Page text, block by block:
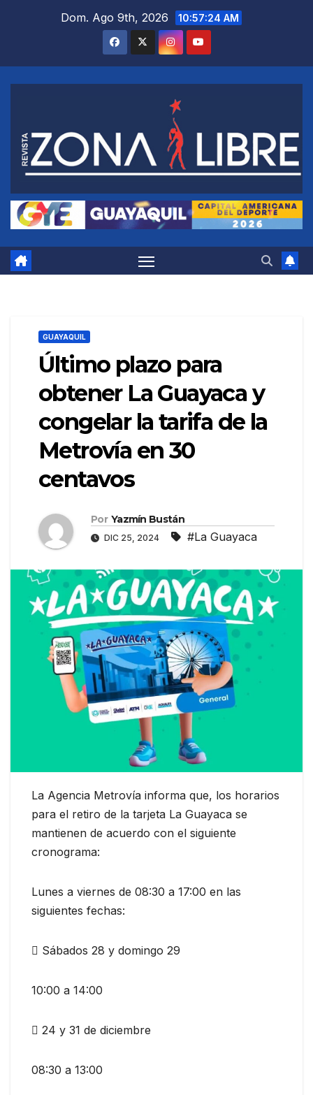
Dom. Ago 9th, 2026 10:57:25 AM
GUAYAQUIL
Último plazo para
obtener La Guayaca y
congelar la tarifa de la
Metrovía en 30
centavos
Por Yazmín Bustán
DIC 25, 2024 #La Guayaca
La Agencia Metrovía informa que, los horarios
para el retiro de la tarjeta La Guayaca se
mantienen de acuerdo con el siguiente
cronograma:
Lunes a viernes de 08:30 a 17:00 en las
siguientes fechas:
 Sábados 28 y domingo 29
10:00 a 14:00
 24 y 31 de diciembre
08:30 a 13:00